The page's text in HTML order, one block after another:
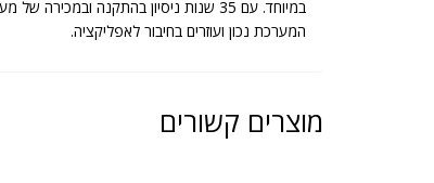
במיוחד. עם 35 שנות ניסיון בהתקנה
המערכת נכון ועוזרים בחיבור לאפליקציה.
מוצרים קשורים